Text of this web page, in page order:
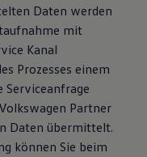
Daten werden
mit
Kanal
Prozesses einem
Serviceanfrage
Partner
Daten übermittelt.
können Sie beim